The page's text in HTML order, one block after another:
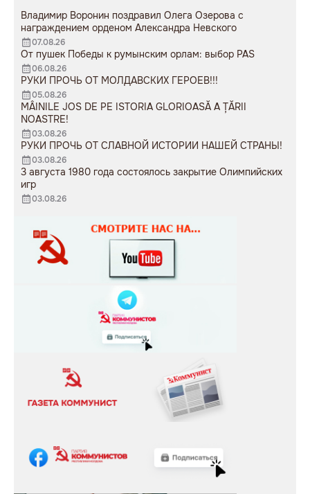
Владимир Воронин поздравил Олега Озерова с
награждением орденом Александра Невского
07.08.26
От пушек Победы к румынским орлам: выбор PAS
06.08.26
РУКИ ПРОЧЬ ОТ МОЛДАВСКИХ ГЕРОЕВ!!!
05.08.26
MÂINILE JOS DE PE ISTORIA GLORIOASĂ A ȚĂRII
NOASTRE!
03.08.26
РУКИ ПРОЧЬ ОТ СЛАВНОЙ ИСТОРИИ НАШЕЙ СТРАНЫ!
03.08.26
3 августа 1980 года состоялось закрытие Олимпийских
игр
03.08.26